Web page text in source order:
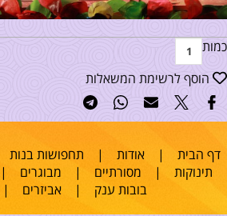
כמות
הוסף לרשימת המשאלות
דף הבית |אודות | תחפושות בנות
תינוקות | מסורתיים | מבוגרים
בובות ענק |אביזרים